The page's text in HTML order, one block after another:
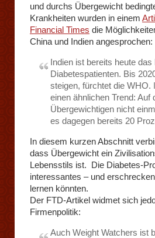
und durchs Übergewicht
Krankheiten wurden in einem
Financial Times die
China und Indien angesprochen:
Indien ist bereits heute
Diabetespatienten. Bis
steigen, fürchtet die WHO.
einen ähnlichen Trend: Auf
Übergewichtigen nicht
es dagegen bereits 20
In diesem kurzen Abschnitt
dass Übergewicht ein
Lebensstils ist. Die Diabetes-
interessantes – und
lernen könnten.
Der FTD-Artikel widmet sich
Firmenpolitik:
Auch Weight Watchers ist